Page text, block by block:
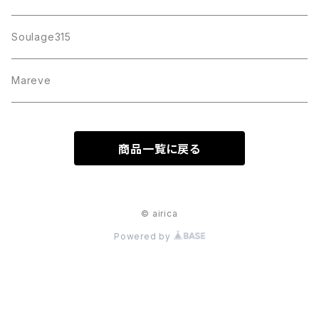
Soulage315
Mareve
商品一覧に戻る
© airica
Powered by